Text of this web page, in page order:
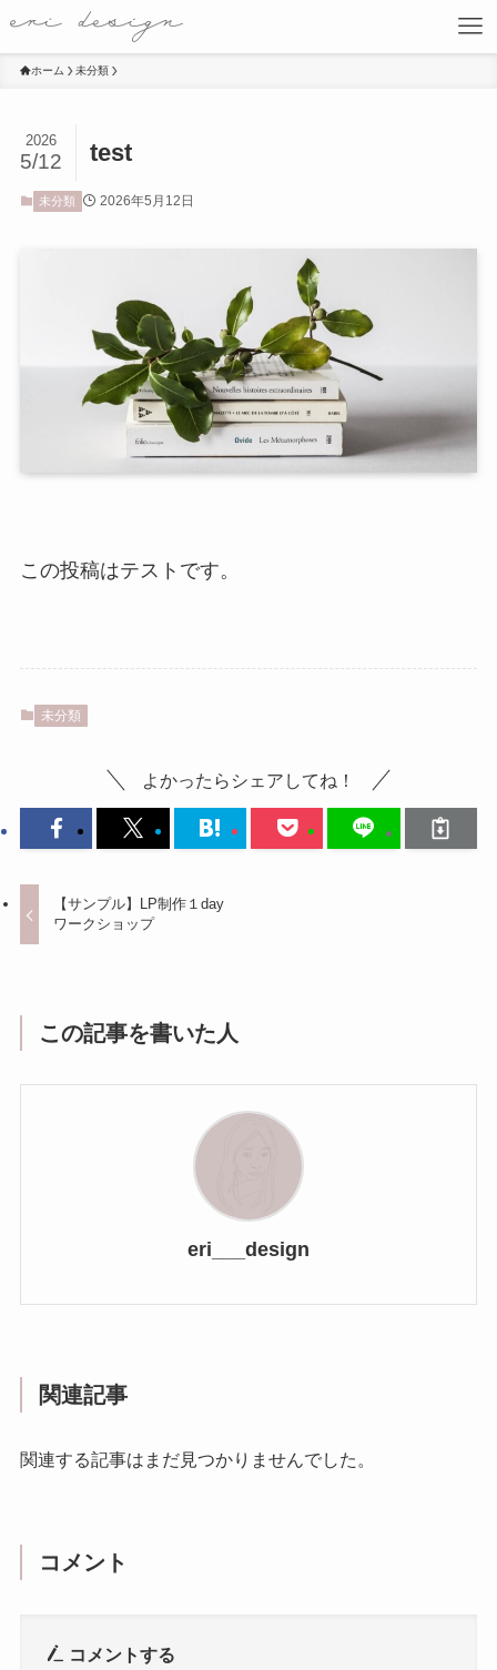
ホーム 未分類
test
2026
5/12
未分類 2026年5月12日
この投稿はテストです。
未分類
よかったらシェアしてね！
【サンプル】LP制作１day
ワークショップ
この記事を書いた人
eri___design
関連記事
関連する記事はまだ見つかりませんでした。
コメント
コメントする